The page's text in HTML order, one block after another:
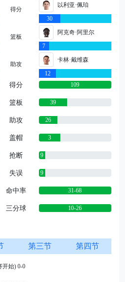
得分
以利亚·佩珀
30
篮板
阿克奇·阿里尔
7
助攻
卡林·戴维森
12
得分 109
篮板 39
助攻 26
盖帽 3
抢断 9
失误 9
命中率 31-68
三分球 10-26
第三节 第四节
开始) 0-0